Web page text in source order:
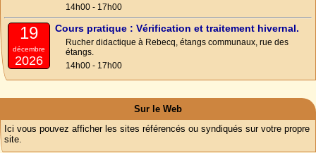
14h00 - 17h00
19
décembre
2026
Cours pratique : Vérification et traitement hivernal.
Rucher didactique à Rebecq, étangs communaux, rue des
étangs.
14h00 - 17h00
Sur le Web
Ici vous pouvez afficher les sites référencés ou syndiqués sur votre propre
site.